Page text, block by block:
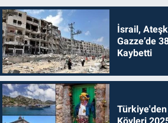
İsrail,
Gazze’de
Kaybetti